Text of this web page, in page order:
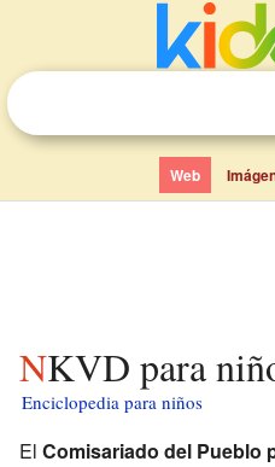
Web
NKVD para
Enciclopedia para niños
El Comisariado del Pueblo